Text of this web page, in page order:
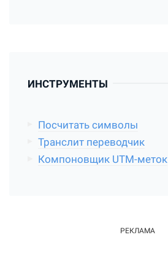
ИНСТРУМЕНТЫ
Посчитать символы
Транслит переводчик
Компоновщик UTM-меток